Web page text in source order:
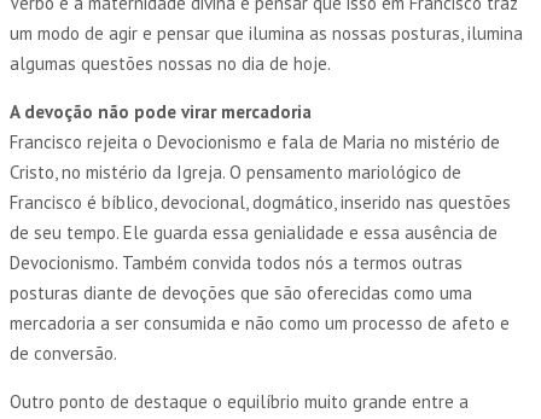
um modo de agir e pensar que ilumina as nossas posturas, ilumina
algumas questões nossas no dia de hoje.
A devoção não pode virar mercadoria
Francisco rejeita o Devocionismo e fala de Maria no mistério de
Cristo, no mistério da Igreja. O pensamento mariológico de
Francisco é bíblico, devocional, dogmático, inserido nas questões
de seu tempo. Ele guarda essa genialidade e essa ausência de
Devocionismo. Também convida todos nós a termos outras
posturas diante de devoções que são oferecidas como uma
mercadoria a ser consumida e não como um processo de afeto e
de conversão.
Outro ponto de destaque o equilíbrio muito grande entre a